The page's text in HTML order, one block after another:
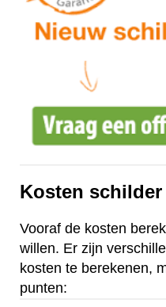
Kosten schilder
Vooraf de kosten
willen. Er zijn
kosten te berekenen,
punten: